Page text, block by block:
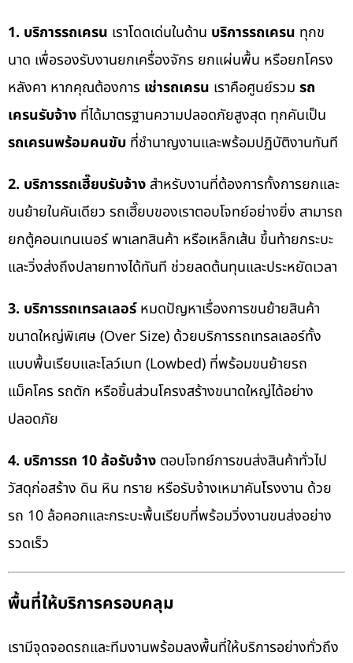
1. บริการรถเครน เราโดดเด่นในด้าน บริการรถเครน ทุกข
นาด เพื่อรองรับงานยกเครื่องจักร ยกแผ่นพื้น หรือยกโครง
หลังคา หากคุณต้องการ เช่ารถเครน เราคือศูนย์รวม รถ
เครนรับจ้าง ที่ได้มาตรฐานความปลอดภัยสูงสุด ทุกคันเป็น
รถเครนพร้อมคนขับ ที่ชำนาญงานและพร้อมปฏิบัติงานทันที
2. บริการรถเฮี๊ยบรับจ้าง สำหรับงานที่ต้องการทั้งการยกและ
ขนย้ายในคันเดียว รถเฮี๊ยบของเราตอบโจทย์อย่างยิ่ง สามารถ
ยกตู้คอนเทนเนอร์ พาเลทสินค้า หรือเหล็กเส้น ขึ้นท้ายกระบะ
และวิ่งส่งถึงปลายทางได้ทันที ช่วยลดต้นทุนและประหยัดเวลา
3. บริการรถเทรลเลอร์หมดปัญหาเรื่องการขนย้ายสินค้า
ขนาดใหญ่พิเศษ (Over Size) ด้วยบริการรถเทรลเลอร์ทั้ง
แบบพื้นเรียบและโลว์เบท (Lowbed) ที่พร้อมขนย้ายรถ
แม็คโคร รถตัก หรือชิ้นส่วนโครงสร้างขนาดใหญ่ได้อย่าง
ปลอดภัย
4. บริการรถ 10 ล้อรับจ้าง ตอบโจทย์การขนส่งสินค้าทั่วไป
วัสดุก่อสร้าง ดิน หิน ทราย หรือรับจ้างเหมาคันโรงงาน ด้วย
รถ 10 ล้อคอกและกระบะพื้นเรียบที่พร้อมวิ่งงานขนส่งอย่าง
รวดเร็ว
พื้นที่ให้บริการครอบคลุม
เรามีจุดจอดรถและทีมงานพร้อมลงพื้นที่ให้บริการอย่างทั่วถึง